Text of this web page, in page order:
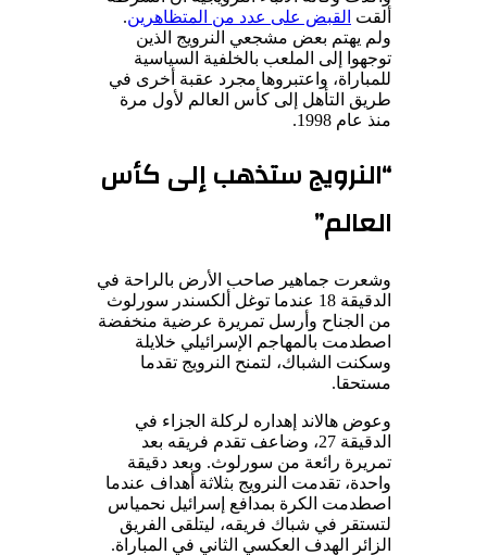
ألقت القبض على عدد من المتظاهرين.
ولم يهتم بعض مشجعي النرويج الذين
توجهوا إلى الملعب بالخلفية السياسية
للمباراة، واعتبروها مجرد عقبة أخرى في
طريق التأهل إلى كأس العالم لأول مرة
منذ عام 1998.
“النرويج ستذهب إلى كأس
العالم”
وشعرت جماهير صاحب الأرض بالراحة في
الدقيقة 18 عندما توغل ألكسندر سورلوث
من الجناح وأرسل تمريرة عرضية منخفضة
اصطدمت بالمهاجم الإسرائيلي خلايلة
وسكنت الشباك، لتمنح النرويج تقدما
مستحقا.
وعوض هالاند إهداره لركلة الجزاء في
الدقيقة 27، وضاعف تقدم فريقه بعد
تمريرة رائعة من سورلوث. وبعد دقيقة
واحدة، تقدمت النرويج بثلاثة أهداف عندما
اصطدمت الكرة بمدافع إسرائيل نحمياس
لتستقر في شباك فريقه، ليتلقى الفريق
الزائر الهدف العكسي الثاني في المباراة.